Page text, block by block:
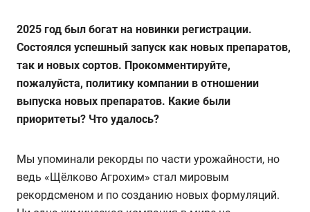
2025 год был богат на новинки регистрации.
Состоялся успешный запуск как новых препаратов,
так и новых сортов. Прокомментируйте,
пожалуйста, политику компании в отношении
выпуска новых препаратов. Какие были
приоритеты? Что удалось?
Мы упоминали рекорды по части урожайности, но
ведь «Щёлково Агрохим» стал мировым
рекордсменом и по созданию новых формуляций.